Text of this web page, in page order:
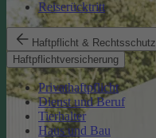
Reiserücktritt
Haftpflicht & Rechtsschutz
Haftpflichtversicherung
Privathaftpflicht
Dienst und Beruf
Tierhalter
Haus und Bau